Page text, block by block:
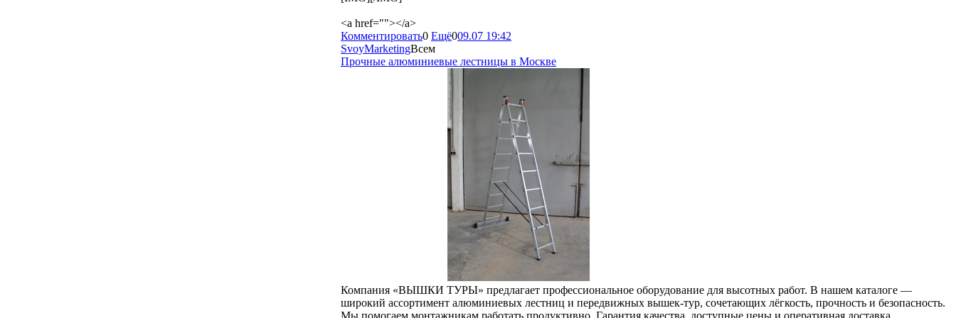
<a href=""></a>
Комментировать0 Ещё009.07 19:42
SvoyMarketingВсем
Прочные алюминиевые лестницы в Москве
Компания «ВЫШКИ ТУРЫ» предлагает профессиональное оборудование для высотных работ. В нашем каталоге —
широкий ассортимент алюминиевых лестниц и передвижных вышек‑тур, сочетающих лёгкость, прочность и безопасность.